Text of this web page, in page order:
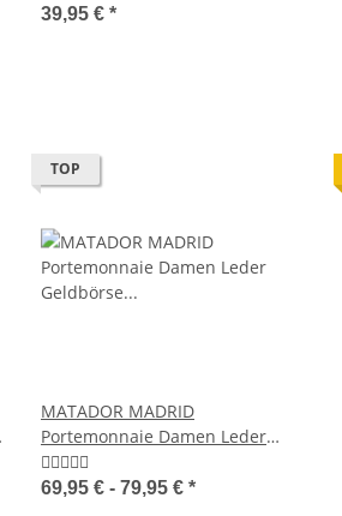
39,95 € *
TOP
MATADOR MADRID
Portemonnaie Damen Leder
Geldbörse TüV RFID
69,95 € - 79,95 € *